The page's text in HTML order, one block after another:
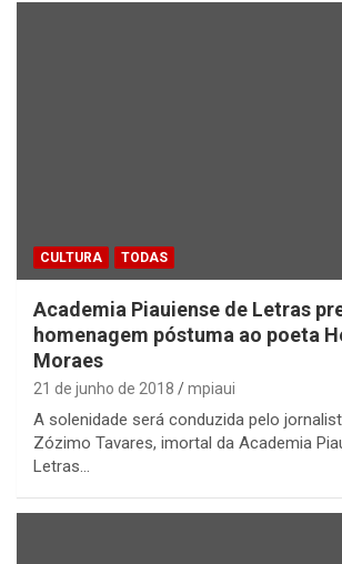
CULTURA TODAS
Academia Piauiense de Letras
homenagem póstuma ao poeta
Moraes
21 de junho de 2018 mpiaui
A solenidade será conduzida pelo
Zózimo Tavares, imortal da Academia
Letras…